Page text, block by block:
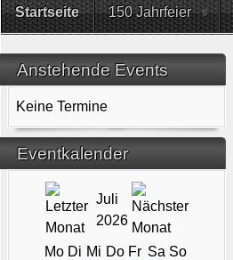
Startseite 150 Jahrfeier
Anstehende Events
Keine Termine
Eventkalender
Juli
2026
Mo Di Mi Do Fr Sa So